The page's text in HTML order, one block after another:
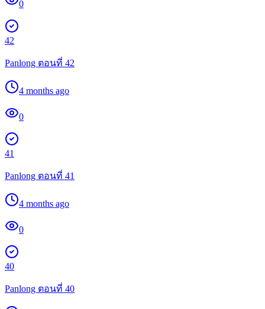
0
42
Panlong ตอนที่ 42
4 months ago
0
41
Panlong ตอนที่ 41
4 months ago
0
40
Panlong ตอนที่ 40